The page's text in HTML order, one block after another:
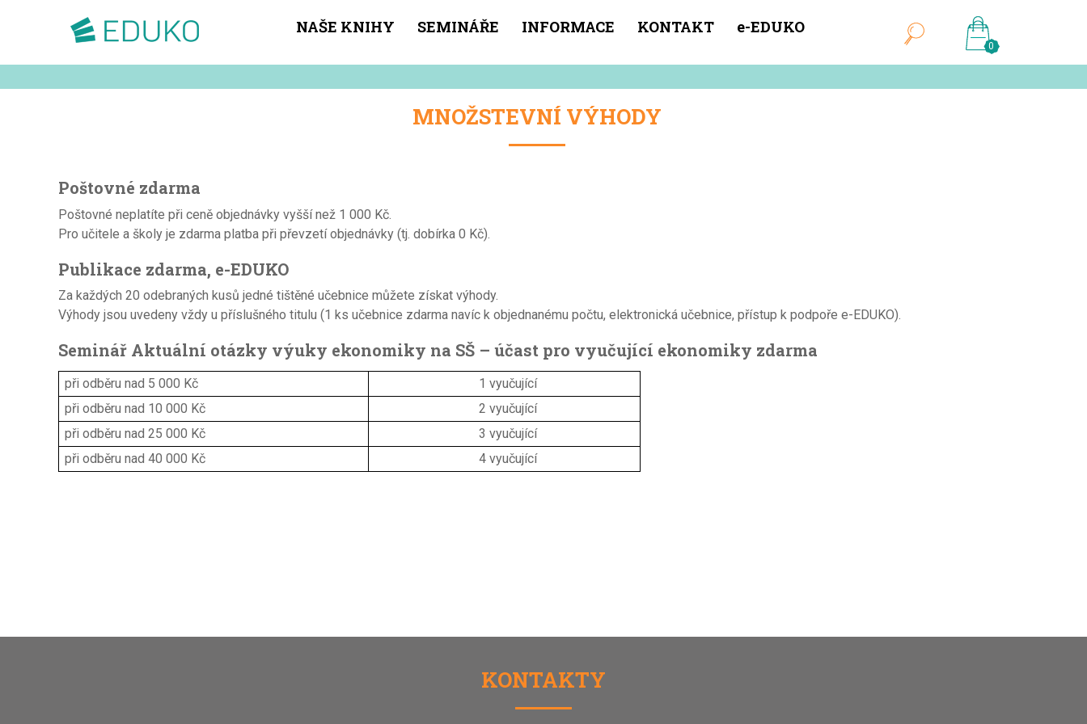
NAŠE KNIHY SEMINÁŘE INFORMACE KONTAKT e-EDUKO
0
MNOŽSTEVNÍ VÝHODY
Poštovné zdarma
Poštovné neplatíte při ceně objednávky vyšší než 1 000 Kč.
Pro učitele a školy je zdarma platba při převzetí objednávky (tj. dobírka 0 Kč).
Publikace zdarma, e-EDUKO
Za každých 20 odebraných kusů jedné tištěné učebnice můžete získat výhody.
Výhody jsou uvedeny vždy u příslušného titulu (1 ks učebnice zdarma navíc k objednanému počtu, elektronická učebnice, přístup k podpoře e-EDUKO).
Seminář Aktuální otázky výuky ekonomiky na SŠ – účast pro vyučující ekonomiky zdarma
při odběru nad 5 000 Kč
1 vyučující
při odběru nad 10 000 Kč
2 vyučující
při odběru nad 25 000 Kč
3 vyučující
při odběru nad 40 000 Kč
4 vyučující
KONTAKTY